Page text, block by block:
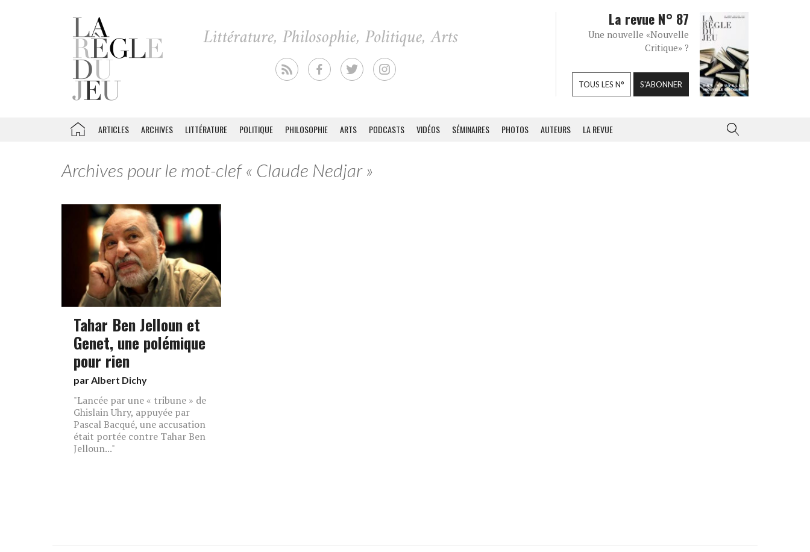
La revue N° 87
Une nouvelle «Nouvelle
Critique» ?
TOUS LES N° S'ABONNER
ARTICLES ARCHIVES LITTÉRATURE POLITIQUE PHILOSOPHIE ARTS PODCASTS VIDÉOS SÉMINAIRES PHOTOS AUTEURS LA REVUE
Archives pour le mot-clef « Claude Nedjar »
Tahar Ben Jelloun et
Genet, une polémique
pour rien
parAlbert Dichy
"Lancée par une « tribune » de
Ghislain Uhry, appuyée par
Pascal Bacqué, une accusation
était portée contre Tahar Ben
Jelloun..."